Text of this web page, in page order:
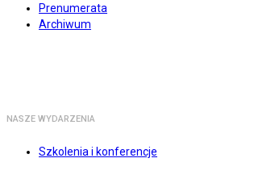
Prenumerata
Archiwum
NASZE WYDARZENIA
Szkolenia i konferencje